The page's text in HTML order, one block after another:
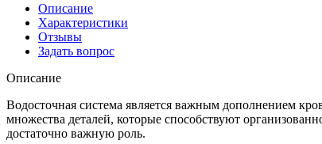
Описание
Характеристики
Отзывы
Задать вопрос
Описание
Водосточная система является важным дополнением
множества деталей, которые способствуют
достаточно важную роль.